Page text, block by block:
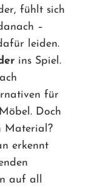
fühlt sich
–
leiden.
ins Spiel.
für
Doch
Material?
erkennt
auf all